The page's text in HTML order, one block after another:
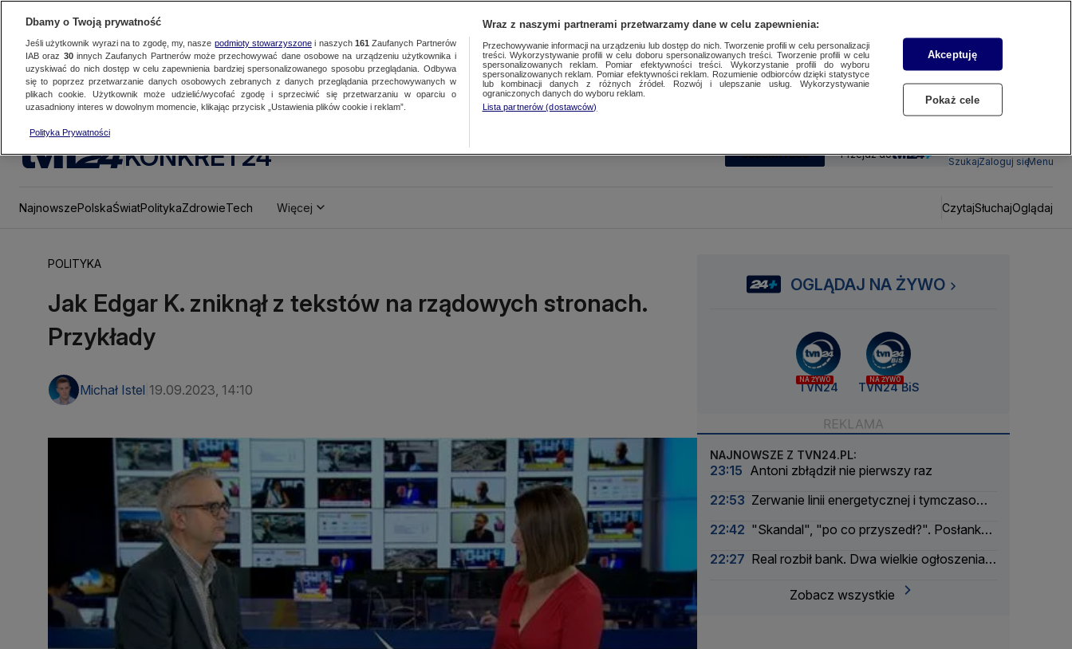
KONKRET24 SUBSKRYBUJ Przejdź do
SzukajZaloguj sięMenu
NajnowszePolskaŚwiatPolitykaZdrowieTech Więcej CzytajSłuchajOglądaj
POLITYKA
Jak Edgar K. zniknął z tekstów na rządowych stronach.
Przykłady
Michał Istel 19.09.2023, 14:10
OGLĄDAJ NA ŻYWO
NA ŻYWO
TVN24
NA ŻYWO
TVN24 BiS
NAJNOWSZE Z TVN24.PL:
23:15 Antoni zbłądził nie pierwszy raz
22:53 Zerwanie linii energetycznej i tymczasowa
Wojskowa
22:42 "Skandal", "po co przyszedł?". Posłanka
22:27 Real rozbił bank. Dwa wielkie ogłoszenia
Zobacz wszystkie
Dbamy o Twoją prywatność
Jeśli użytkownik wyrazi na to zgodę, my, nasze podmioty stowarzyszonei naszych 161 Zaufanych Partnerów
IAB oraz 30innych Zaufanych Partnerów może przechowywać dane osobowe na urządzeniu użytkownika i
uzyskiwać do nich dostęp w celu zapewnienia bardziej spersonalizowanego sposobu przeglądania. Odbywa
się to poprzez przetwarzanie danych osobowych zebranych z danych przeglądania przechowywanych w
plikach cookie. Użytkownik może udzielić/wycofać zgodę i sprzeciwić się przetwarzaniu w oparciu o
uzasadniony interes w dowolnym momencie, klikając przycisk „Ustawienia plików cookie i reklam”.
Polityka Prywatności
Wraz z naszymi partnerami przetwarzamy dane w celu zapewnienia:
Przechowywanie informacji na urządzeniu lub dostęp do nich. Tworzenie profili w celu personalizacji
treści. Wykorzystywanie profili w celu doboru spersonalizowanych treści. Tworzenie profili w celu
spersonalizowanych reklam. Pomiar efektywności treści. Wykorzystanie profili do wyboru
spersonalizowanych reklam. Pomiar efektywności reklam. Rozumienie odbiorców dzięki statystyce
lub kombinacji danych z różnych źródeł. Rozwój i ulepszanie usług. Wykorzystywanie
ograniczonych danych do wyboru reklam.
Lista partnerów (dostawców)
Akceptuję
Pokaż cele